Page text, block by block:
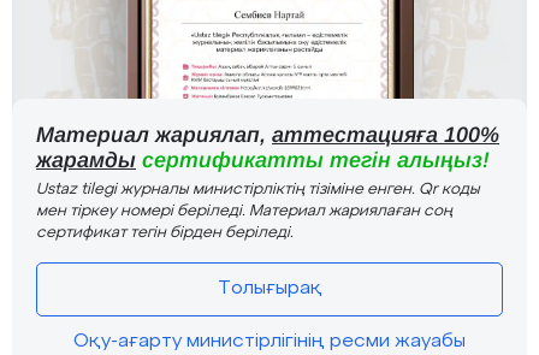
Материал жариялап, аттестацияға 100%
жарамды сертификатты тегін алыңыз!
Ustaz tilegi журналы министірліктің тізіміне енген. Qr коды
мен тіркеу номері беріледі. Материал жариялаған соң
сертификат тегін бірден беріледі.
Толығырақ
Оқу-ағарту министірлігінің ресми жауабы